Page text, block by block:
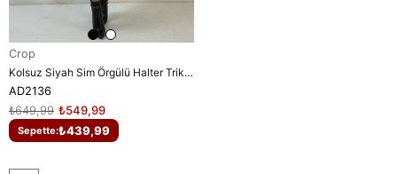
Crop
Kolsuz Siyah Sim Örgülü Halter Triko Kazak
AD2136
₺549,99
₺649,99
Sepette:₺439,99